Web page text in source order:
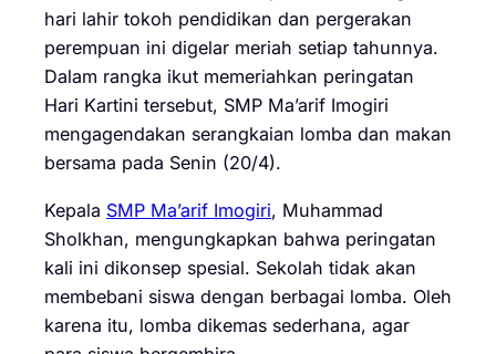
hari lahir tokoh pendidikan dan pergerakan
perempuan ini digelar meriah setiap tahunnya.
Dalam rangka ikut memeriahkan peringatan
Hari Kartini tersebut, SMP Ma’arif Imogiri
mengagendakan serangkaian lomba dan makan
bersama pada Senin (20/4).
Kepala SMP Ma’arif Imogiri, Muhammad
Sholkhan, mengungkapkan bahwa peringatan
kali ini dikonsep spesial. Sekolah tidak akan
membebani siswa dengan berbagai lomba. Oleh
karena itu, lomba dikemas sederhana, agar